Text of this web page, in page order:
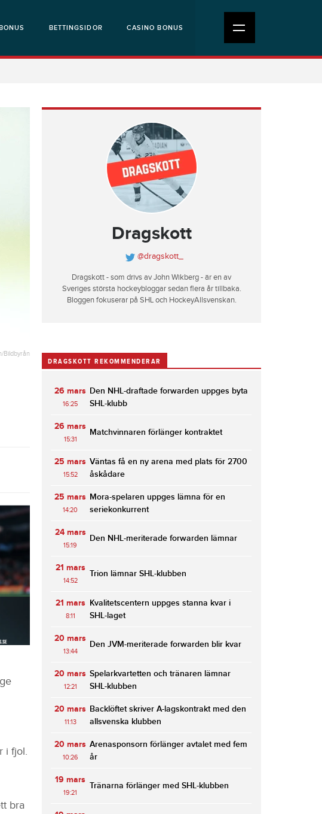
BETTINGSIDOR CASINO BONUS
Bildbyrån
i fjol.
bra
Dragskott
@dragskott_
Dragskott - som drivs av John Wikberg - är en av
Sveriges största hockeybloggar sedan flera år tillbaka.
Bloggen fokuserar på SHL och HockeyAllsvenskan.
DRAGSKOTT REKOMMENDERAR
26 mars
16:25
Den NHL-draftade forwarden uppges byta
SHL-klubb
26 mars
15:31
Matchvinnaren förlänger kontraktet
25 mars
15:52
Väntas få en ny arena med plats för 2700
åskådare
25 mars
14:20
Mora-spelaren uppges lämna för en
seriekonkurrent
24 mars
15:19
Den NHL-meriterade forwarden lämnar
21 mars
14:52
Trion lämnar SHL-klubben
21 mars
8:11
Kvalitetscentern uppges stanna kvar i
SHL-laget
20 mars
13:44
Den JVM-meriterade forwarden blir kvar
20 mars
12:21
Spelarkvartetten och tränaren lämnar
SHL-klubben
20 mars
11:13
Backlöftet skriver A-lagskontrakt med den
allsvenska klubben
20 mars
10:26
Arenasponsorn förlänger avtalet med fem
år
19 mars
19:21
Tränarna förlänger med SHL-klubben